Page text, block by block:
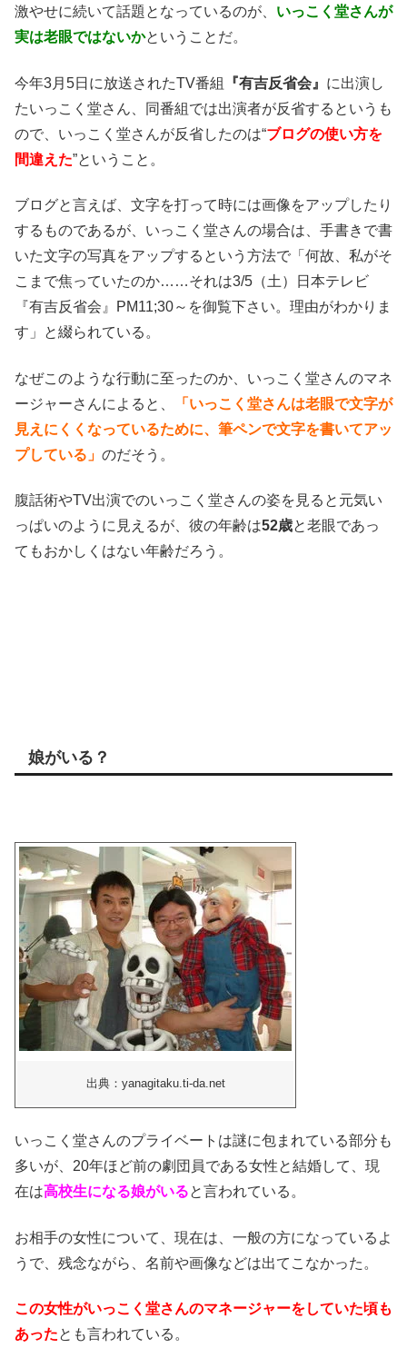
激やせに続いて話題となっているのが、 いっこく堂さんが
実は老眼ではないかということだ。
今年3月5日に放送されたTV番組 『有吉反省会』 に出演し
たいっこく堂さん、同番組では出演者が反省するというも
ので、いっこく堂さんが反省したのは“ブログの使い方を
間違えた”ということ。
ブログと言えば、文字を打って時には画像をアップしたり
するものであるが、いっこく堂さんの場合は、手書きで書
いた文字の写真をアップするという方法で「何故、私がそ
こまで焦っていたのか……それは3/5（土）日本テレビ
『有吉反省会』PM11;30～を御覧下さい。理由がわかりま
す」と綴られている。
なぜこのような行動に至ったのか、いっこく堂さんのマネ
ージャーさんによると、
「いっこく堂さんは老眼で文字が
見えにくくなっているために、筆ペンで文字を書いてアッ
プしている」 のだそう。
腹話術やTV出演でのいっこく堂さんの姿を見ると元気い
っぱいのように見えるが、彼の年齢は52歳と老眼であっ
てもおかしくはない年齢だろう。
娘がいる？
出典：yanagitaku.ti-da.net
いっこく堂さんのプライベートは謎に包まれている部分も
多いが、20年ほど前の劇団員である女性と結婚して、現
在は高校生になる娘がいると言われている。
お相手の女性について、現在は、一般の方になっているよ
うで、残念ながら、名前や画像などは出てこなかった。
この女性がいっこく堂さんのマネージャーをしていた頃も
あったとも言われている。